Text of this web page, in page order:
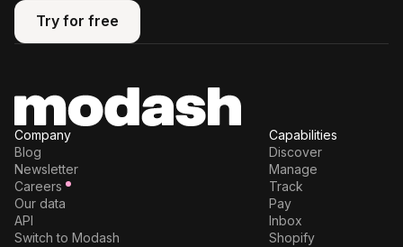
Try for free
Try for free
Company
Blog
Newsletter
Careers
Our data
API
Switch to Modash
Capabilities
Discover
Manage
Track
Pay
Inbox
Shopify